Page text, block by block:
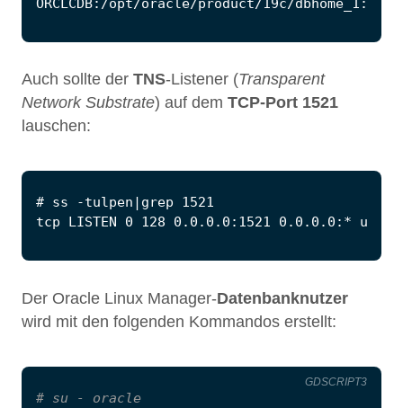
Auch sollte der TNS-Listener (Transparent
Network Substrate) auf dem TCP-Port 1521
lauschen:
Der Oracle Linux Manager-Datenbanknutzer
wird mit den folgenden Kommandos erstellt:
# su - oracle
GDSCRIPT3